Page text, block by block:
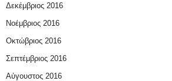
Δεκέμβριος 2016
Νοέμβριος 2016
Οκτώβριος 2016
Σεπτέμβριος 2016
Αύγουστος 2016